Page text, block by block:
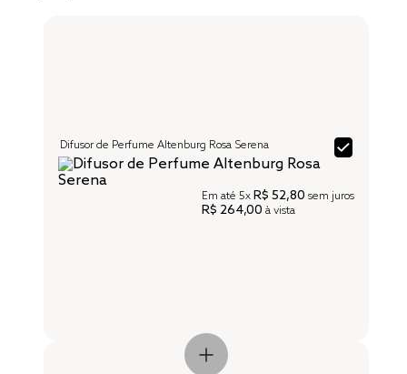
Difusor de Perfume Altenburg Rosa Serena
Em até 5x R$ 52,80 sem juros
R$ 264,00 à vista